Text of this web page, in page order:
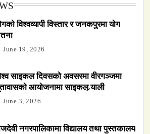
विश्वव्यापी विस्तार र जनकपुरमा योग
June 19, 2026
साइकल दिवसको अवसरमा वीरगञ्जमा
आयोजनामा साइकल र्‍याली
June 3, 2026
नगरपालिकामा विद्यालय तथा पुस्तकालय